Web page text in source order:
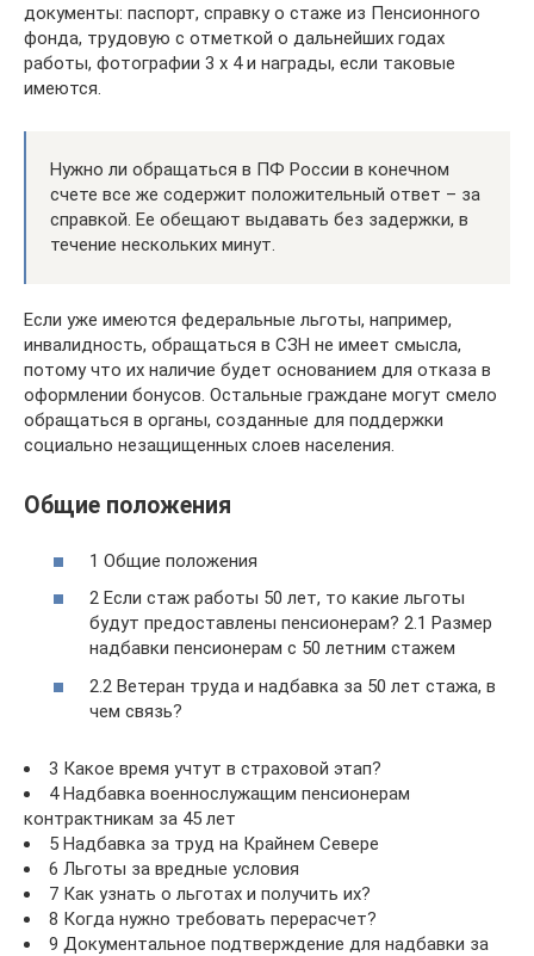
документы: паспорт, справку о стаже из Пенсионного
фонда, трудовую с отметкой о дальнейших годах
работы, фотографии 3 х 4 и награды, если таковые
имеются.
Нужно ли обращаться в ПФ России в конечном
счете все же содержит положительный ответ – за
справкой. Ее обещают выдавать без задержки, в
течение нескольких минут.
Если уже имеются федеральные льготы, например,
инвалидность, обращаться в СЗН не имеет смысла,
потому что их наличие будет основанием для отказа в
оформлении бонусов. Остальные граждане могут смело
обращаться в органы, созданные для поддержки
социально незащищенных слоев населения.
Общие положения
1 Общие положения
2 Если стаж работы 50 лет, то какие льготы
будут предоставлены пенсионерам? 2.1 Размер
надбавки пенсионерам с 50 летним стажем
2.2 Ветеран труда и надбавка за 50 лет стажа, в
чем связь?
3 Какое время учтут в страховой этап?
4 Надбавка военнослужащим пенсионерам
контрактникам за 45 лет
5 Надбавка за труд на Крайнем Севере
6 Льготы за вредные условия
7 Как узнать о льготах и получить их?
8 Когда нужно требовать перерасчет?
9 Документальное подтверждение для надбавки за